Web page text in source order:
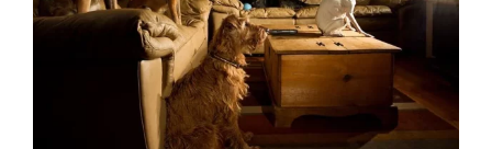
та
нюанси
2026